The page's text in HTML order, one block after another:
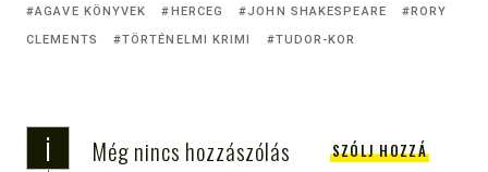
AGAVE KÖNYVEK HERCEG JOHN SHAKESPEARE
RORY
CLEMENTS
TÖRTÉNELMI KRIMI TUDOR-KOR
i Még nincs hozzászólás SZÓLJ HOZZÁ